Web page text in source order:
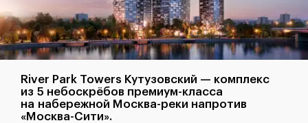
River Park Towers Кутузовский — комплекс
из 5 небоскрёбов премиум-класса
на набережной Москва-реки напротив
«Москва-Сити».